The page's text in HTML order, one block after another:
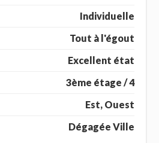
Individuelle
Tout à l'égout
Excellent état
3ème étage / 4
Est, Ouest
Dégagée Ville